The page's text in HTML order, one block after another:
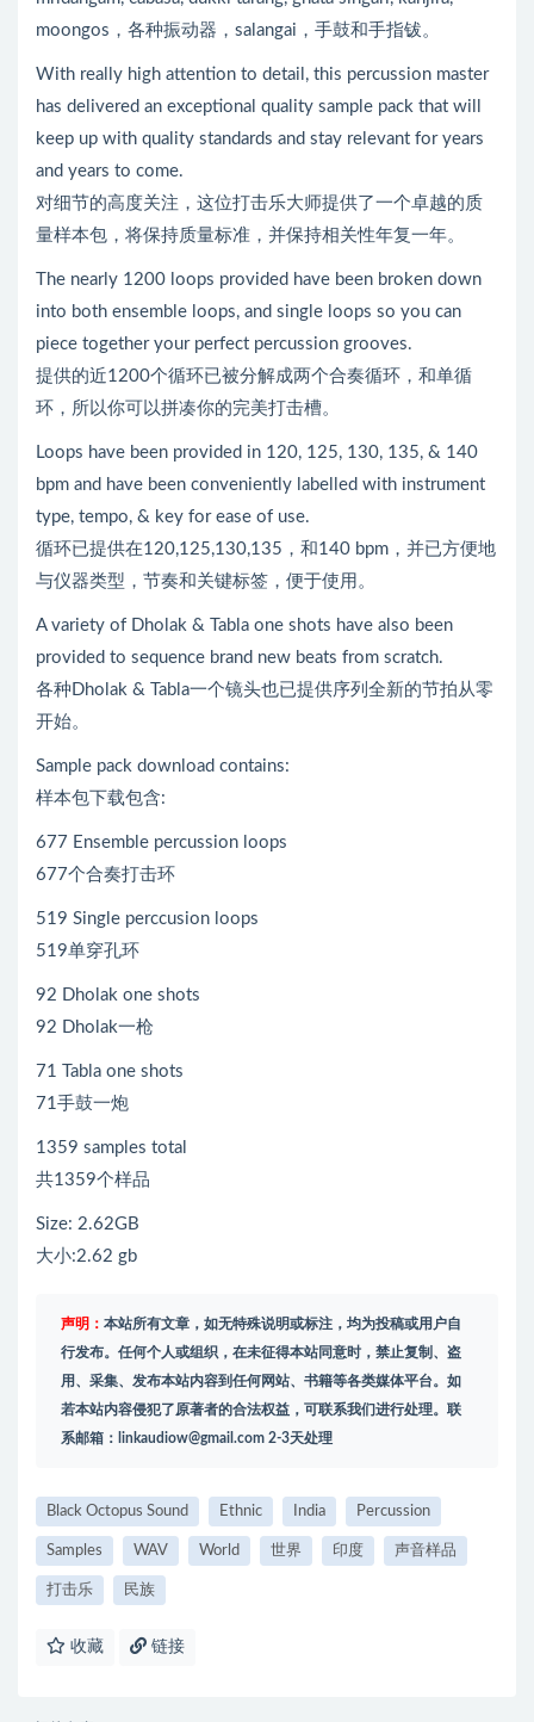
moongos，各种振动器，salangai，手鼓和手指钹。
With really high attention to detail, this percussion master
has delivered an exceptional quality sample pack that will
keep up with quality standards and stay relevant for years
and years to come.
对细节的高度关注，这位打击乐大师提供了一个卓越的质
量样本包，将保持质量标准，并保持相关性年复一年。
The nearly 1200 loops provided have been broken down
into both ensemble loops, and single loops so you can
piece together your perfect percussion grooves.
提供的近1200个循环已被分解成两个合奏循环，和单循
环，所以你可以拼凑你的完美打击槽。
Loops have been provided in 120, 125, 130, 135, & 140
bpm and have been conveniently labelled with instrument
type, tempo, & key for ease of use.
循环已提供在120,125,130,135，和140 bpm，并已方便地
与仪器类型，节奏和关键标签，便于使用。
A variety of Dholak & Tabla one shots have also been
provided to sequence brand new beats from scratch.
各种Dholak & Tabla一个镜头也已提供序列全新的节拍从零
开始。
Sample pack download contains:
样本包下载包含:
677 Ensemble percussion loops
677个合奏打击环
519 Single perccusion loops
519单穿孔环
92 Dholak one shots
92 Dholak一枪
71 Tabla one shots
71手鼓一炮
1359 samples total
共1359个样品
Size: 2.62GB
大小:2.62 gb
声明： 本站所有文章，如无特殊说明或标注，均为投稿或用户自
行发布。任何个人或组织，在未征得本站同意时，禁止复制、盗
用、采集、发布本站内容到任何网站、书籍等各类媒体平台。如
若本站内容侵犯了原著者的合法权益，可联系我们进行处理。联
系邮箱： linkaudiow@gmail.com 2-3天处理
Black Octopus Sound Ethnic India Percussion
Samples WAV World 世界 印度 声音样品
打击乐 民族
收藏 链接